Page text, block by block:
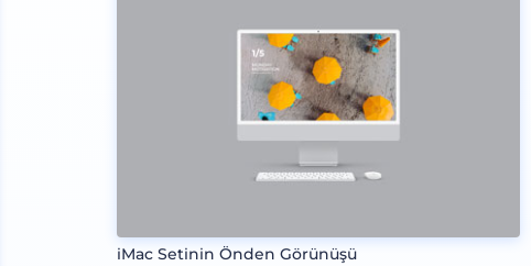
iMac Setinin Önden Görünüşü